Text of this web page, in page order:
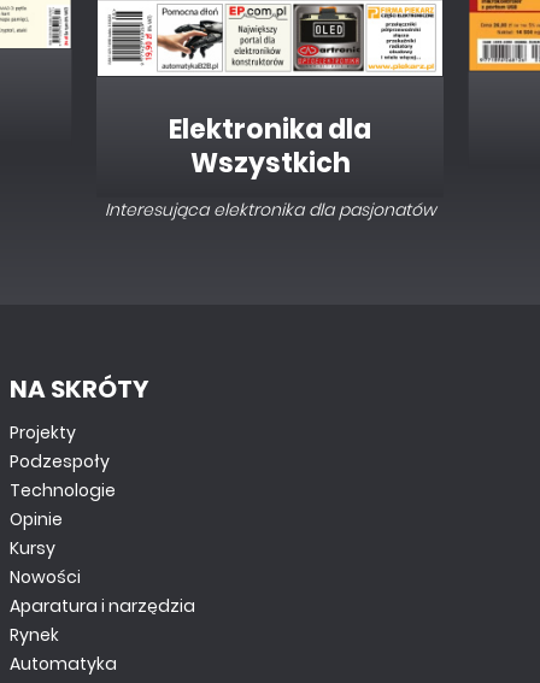
Elektronika dla
Wszystkich
Interesująca elektronika dla pasjonatów
NA SKRÓTY
Projekty
Podzespoły
Technologie
Opinie
Kursy
Nowości
Aparatura i narzędzia
Rynek
Automatyka